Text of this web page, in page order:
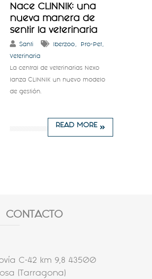
Nace CLINNIK: una
nueva manera de
sentir la veterinaria
Santi Iberzoo Pro-Pet
Veterinaria
La central de veterinarias Nexo
lanza CLINNIK un nuevo modelo
de gestión.
READ MORE
CONTACTO
C-42 km 9,8 43500
(Tarragona)